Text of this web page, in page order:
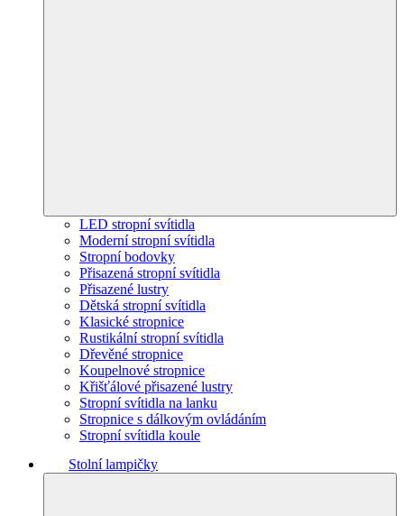
LED stropní svítidla
Moderní stropní svítidla
Stropní bodovky
Přisazená stropní svítidla
Přisazené lustry
Dětská stropní svítidla
Klasické stropnice
Rustikální stropní svítidla
Dřevěné stropnice
Koupelnové stropnice
Křišťálové přisazené lustry
Stropní svítidla na lanku
Stropnice s dálkovým ovládáním
Stropní svítidla koule
Stolní lampičky